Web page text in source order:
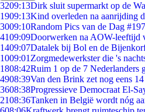
3209:13Dirk sluit supermarkt op de
1909:13Kind overleden na aanrijding
3009:10Random Pics van de Dag
4109:09Doorwerken na AOW-leeftijd
1409:07Datalek bij Bol en de
1009:01 Zorgmedewerkster die 's
1808:42Ruim 1 op de 7 Nederlanders
4908:39Van den Brink zet nog eens
3608:38Progressieve Democraat El-
2108:36Tanken in België wordt nóg